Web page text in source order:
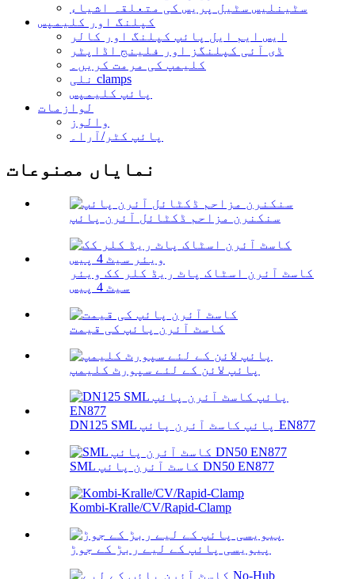
سٹینلیس سٹیل پریس کی متعلقہ اشیاء
کپلنگ اور کلیمپس
ایس ایم ایل پائپ کپلنگ اور کالر
ڈی آئی کپلنگز اور فلینج اڈاپٹر
کلیمپ کی مرمت کریں۔
نلی clamps
پائپ کلیمپس
لوازمات
والوز
پائپ کٹر/آرا۔
نمایاں مصنوعات
سنکنرن مزاحم ڈکٹائل آئرن پائپ
کاسٹ آئرن اسٹاک پاٹ ریڈ کلر کک ویئر
سیٹ 4 پیس
کاسٹ آئرن پائپ کی قیمت
پائپ لائن کے لئے سپورٹ کلیمپ
DN125 SML پائپ کاسٹ آئرن پائپ EN877
SML کاسٹ آئرن پائپ DN50 EN877
Kombi-Kralle/CV/Rapid-Clamp
پیویسی پائپ کے لیے ربڑ کے جوڑ